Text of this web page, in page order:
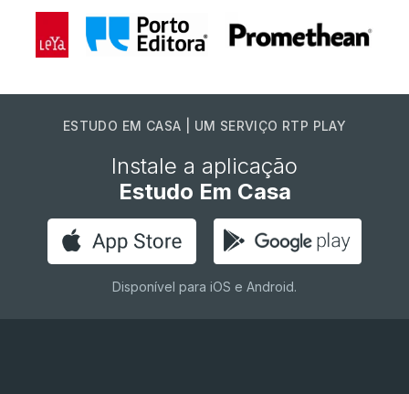
ESTUDO EM CASA | UM SERVIÇO RTP PLAY
Instale a aplicação
Estudo Em Casa
Disponível para iOS e Android.